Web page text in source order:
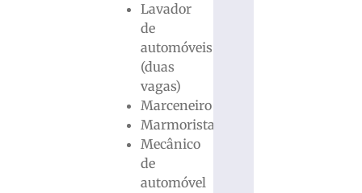
Lavador
de
automóveis
(duas
vagas)
Marceneiro
Marmorista
Mecânico
de
automóvel